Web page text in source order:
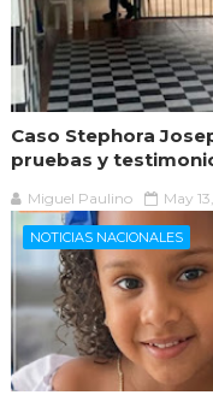
Caso Stephora
pruebas y
Miguel Paulino May
NOTICIAS NACIONALES